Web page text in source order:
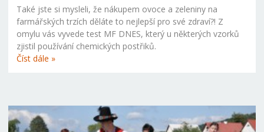
Také jste si mysleli, že nákupem ovoce a zeleniny na
farmářských trzích děláte to nejlepší pro své zdraví?! Z
omylu vás vyvede test MF DNES, který u některých vzorků
zjistil používání chemických postřiků.
Číst dále »